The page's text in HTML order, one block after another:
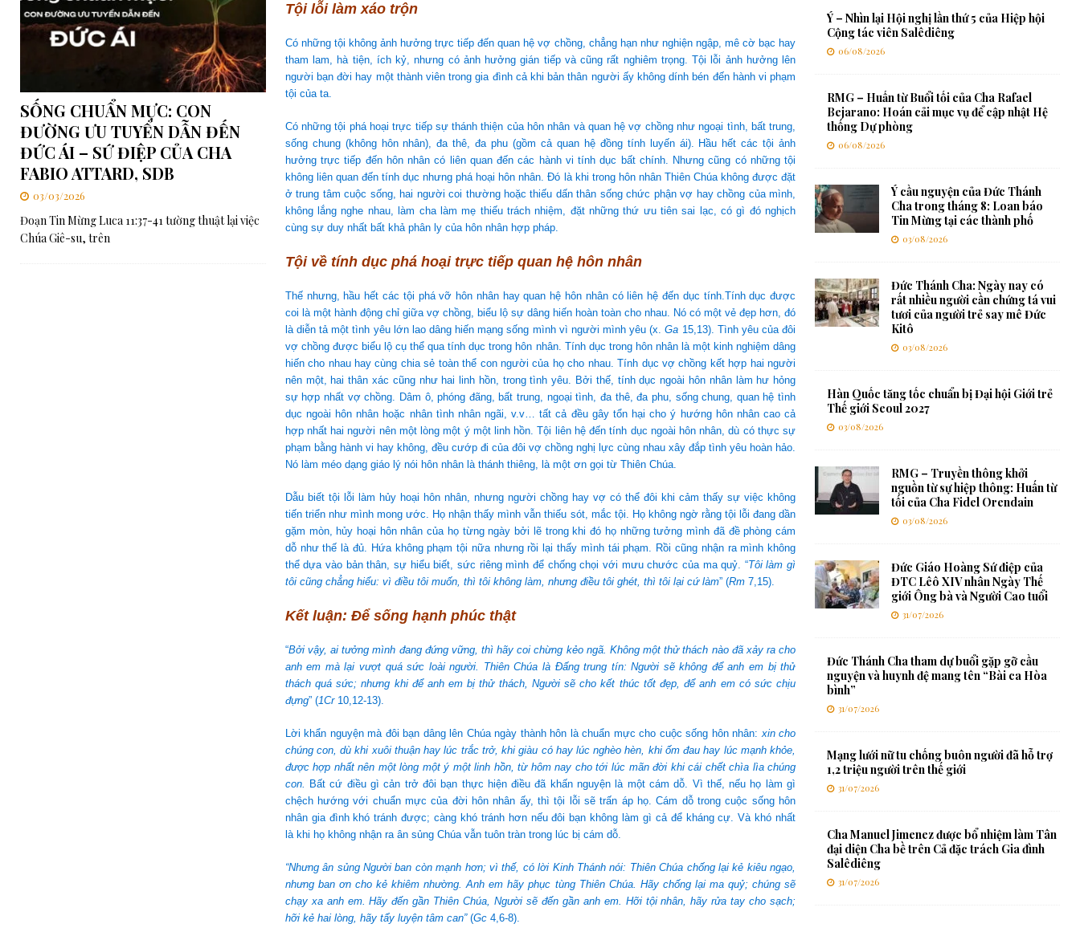
Tội lỗi làm xáo trộn
Có những tội không ảnh hưởng trực tiếp đến quan hệ vợ chồng, chẳng hạn như nghiện ngập, mê cờ bạc hay
tham lam, hà tiện, ích kỷ, nhưng có ảnh hưởng gián tiếp và cũng rất nghiêm trọng. Tội lỗi ảnh hưởng lên
người bạn đời hay một thành viên trong gia đình cả khi bản thân người ấy không dính bén đến hành vi phạm
tội của ta.
Có những tội phá hoại trực tiếp sự thánh thiện của hôn nhân và quan hệ vợ chồng như ngoại tình, bất trung,
sống chung (không hôn nhân), đa thê, đa phu (gồm cả quan hệ đồng tính luyến ái). Hầu hết các tội ảnh
hưởng trực tiếp đến hôn nhân có liên quan đến các hành vi tính dục bất chính. Nhưng cũng có những tội
không liên quan đến tính dục nhưng phá hoại hôn nhân. Đó là khi trong hôn nhân Thiên Chúa không được đặt
ở trung tâm cuộc sống, hai người coi thường hoặc thiếu dấn thân sống chức phận vợ hay chồng của mình,
không lắng nghe nhau, làm cha làm mẹ thiếu trách nhiệm, đặt những thứ ưu tiên sai lạc, có gì đó nghịch
cùng sự duy nhất bất khả phân ly của hôn nhân hợp pháp.
Tội về tính dục phá hoại trực tiếp quan hệ hôn nhân
Thế nhưng, hầu hết các tội phá vỡ hôn nhân hay quan hệ hôn nhân có liên hệ đến dục tính.Tính dục được
coi là một hành động chỉ giữa vợ chồng, biểu lộ sự dâng hiến hoàn toàn cho nhau. Nó có một vẻ đẹp hơn, đó
là diễn tả một tình yêu lớn lao dâng hiến mạng sống mình vì người mình yêu (x.Ga 15,13). Tình yêu của đôi
vợ chồng được biểu lộ cụ thể qua tính dục trong hôn nhân. Tính dục trong hôn nhân là một kinh nghiệm dâng
hiến cho nhau hay cùng chia sẻ toàn thể con người của họ cho nhau. Tính dục vợ chồng kết hợp hai người
nên một, hai thân xác cũng như hai linh hồn, trong tình yêu. Bởi thế, tính dục ngoài hôn nhân làm hư hỏng
sự hợp nhất vợ chồng. Dâm ô, phóng đãng, bất trung, ngoại tình, đa thê, đa phu, sống chung, quan hệ tình
dục ngoài hôn nhân hoặc nhân tình nhân ngãi, v.v… tất cả đều gây tổn hại cho ý hướng hôn nhân cao cả
hợp nhất hai người nên một lòng một ý một linh hồn. Tội liên hệ đến tính dục ngoài hôn nhân, dù có thực sự
phạm bằng hành vi hay không, đều cướp đi của đôi vợ chồng nghị lực cùng nhau xây đắp tình yêu hoàn hảo.
Nó làm méo dạng giáo lý nói hôn nhân là thánh thiêng, là một ơn gọi từ Thiên Chúa.
Dẫu biết tội lỗi làm hủy hoại hôn nhân, nhưng người chồng hay vợ có thể đôi khi cảm thấy sự việc không
tiến triển như mình mong ước. Họ nhận thấy mình vẫn thiếu sót, mắc tội. Họ không ngờ rằng tội lỗi đang dần
gặm mòn, hủy hoại hôn nhân của họ từng ngày bởi lẽ trong khi đó họ những tưởng mình đã đề phòng cám
dỗ như thế là đủ. Hứa không phạm tội nữa nhưng rồi lại thấy mình tái phạm. Rồi cũng nhận ra mình không
thể dựa vào bản thân, sự hiểu biết, sức riêng mình để chống chọi với mưu chước của ma quỷ. “Tôi làm gì
tôi cũng chẳng hiểu: vì điều tôi muốn, thì tôi không làm, nhưng điều tôi ghét, thì tôi lại cứ làm” (Rm7,15).
Kết luận: Để sống hạnh phúc thật
“Bởi vậy, ai tưởng mình đang đứng vững, thì hãy coi chừng kẻo ngã. Không một thử thách nào đã xảy ra cho
anh em mà lại vượt quá sức loài người. Thiên Chúa là Đấng trung tín: Người sẽ không để anh em bị thử
thách quá sức; nhưng khi để anh em bị thử thách, Người sẽ cho kết thúc tốt đẹp, để anh em có sức chịu
đựng” (1Cr10,12-13).
Lời khẩn nguyện mà đôi bạn dâng lên Chúa ngày thành hôn là chuẩn mực cho cuộc sống hôn nhân:xin cho
chúng con, dù khi xuôi thuận hay lúc trắc trở, khi giàu có hay lúc nghèo hèn, khi ốm đau hay lúc mạnh khỏe,
được hợp nhất nên một lòng một ý một linh hồn, từ hôm nay cho tới lúc mãn đời khi cái chết chìa lìa chúng
con. Bất cứ điều gì cản trở đôi bạn thực hiện điều đã khấn nguyện là một cám dỗ. Vì thế, nếu họ làm gì
chệch hướng với chuẩn mực của đời hôn nhân ấy, thì tội lỗi sẽ trấn áp họ. Cám dỗ trong cuộc sống hôn
nhân gia đình khó tránh được; càng khó tránh hơn nếu đôi bạn không làm gì cả để kháng cự. Và khó nhất
là khi họ không nhận ra ân sủng Chúa vẫn tuôn tràn trong lúc bị cám dỗ.
“Nhưng ân sủng Người ban còn mạnh hơn; vì thế, có lời Kinh Thánh nói: Thiên Chúa chống lại kẻ kiêu ngạo,
nhưng ban ơn cho kẻ khiêm nhường. Anh em hãy phục tùng Thiên Chúa. Hãy chống lại ma quỷ; chúng sẽ
chạy xa anh em. Hãy đến gần Thiên Chúa, Người sẽ đến gần anh em. Hỡi tội nhân, hãy rửa tay cho sạch;
hỡi kẻ hai lòng, hãy tẩy luyện tâm can”(Gc4,6-8).
SỐNG CHUẨN MỰC: CON
ĐƯỜNG ƯU TUYỂN DẪN ĐẾN
ĐỨC ÁI – SỨ ĐIỆP CỦA CHA
FABIO ATTARD, SDB
03/03/2026
Đoạn Tin Mừng Luca 11:37-41 tường thuật lại việc
Chúa Giê-su, trên
Ý – Nhìn lại Hội nghị lần thứ 5 của Hiệp hội
Cộng tác viên Salêdiêng
06/08/2026
RMG – Huấn từ Buổi tối của Cha Rafael
Bejarano: Hoán cải mục vụ để cập nhật Hệ
thống Dự phòng
06/08/2026
Ý cầu nguyện của Đức Thánh
Cha trong tháng 8: Loan báo
Tin Mừng tại các thành phố
03/08/2026
Đức Thánh Cha: Ngày nay có
rất nhiều người cần chứng tá vui
tươi của người trẻ say mê Đức
Kitô
03/08/2026
Hàn Quốc tăng tốc chuẩn bị Đại hội Giới trẻ
Thế giới Seoul 2027
03/08/2026
RMG – Truyền thông khởi
nguồn từ sự hiệp thông: Huấn từ
tối của Cha Fidel Orendain
03/08/2026
Đức Giáo Hoàng Sứ điệp của
ĐTC Lêô XIV nhân Ngày Thế
giới Ông bà và Người Cao tuổi
31/07/2026
Đức Thánh Cha tham dự buổi gặp gỡ cầu
nguyện và huynh đệ mang tên “Bài ca Hòa
bình”
31/07/2026
Mạng lưới nữ tu chống buôn người đã hỗ trợ
1,2 triệu người trên thế giới
31/07/2026
Cha Manuel Jimenez được bổ nhiệm làm Tân
đại diện Cha bề trên Cả đặc trách Gia đình
Salêdiêng
31/07/2026